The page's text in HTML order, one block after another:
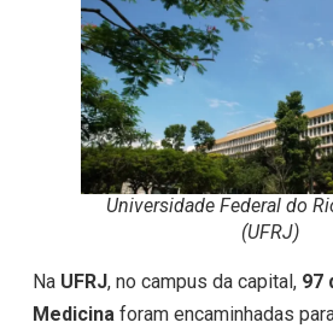
Universidade Federal do
(UFRJ)
Na UFRJ, no campus da capital, 97
Medicinaforam encaminhadas